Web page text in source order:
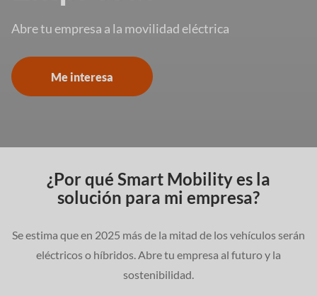
Abre tu empresa a la movilidad eléctrica
Me interesa
¿Por qué Smart Mobility es la
solución para mi empresa?
Se estima que en 2025 más de la mitad de los vehículos serán
eléctricos o híbridos. Abre tu empresa al futuro y la
sostenibilidad.